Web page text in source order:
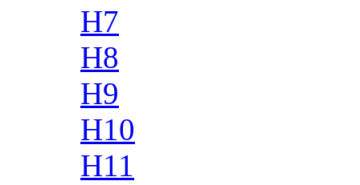
H7
H8
H9
H10
H11